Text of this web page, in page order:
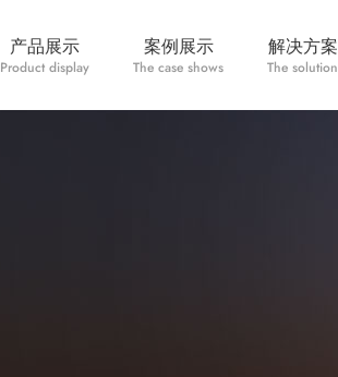
产品展示
Product display
案例展示
The case shows
解决方案
The solution